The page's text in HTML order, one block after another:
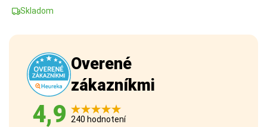
Skladom
Overené
zákazníkmi
4,9 240 hodnotení